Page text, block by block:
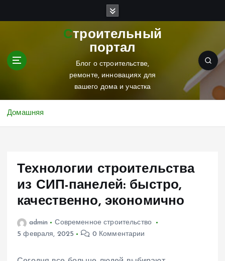
Строительный
портал
Блог о строительстве,
ремонте, инновациях для
вашего дома и участка
Домашняя
Технологии строительства
из СИП-панелей: быстро,
качественно, экономично
admin
Современное строительство
5 февраля, 2025
0 Комментарии